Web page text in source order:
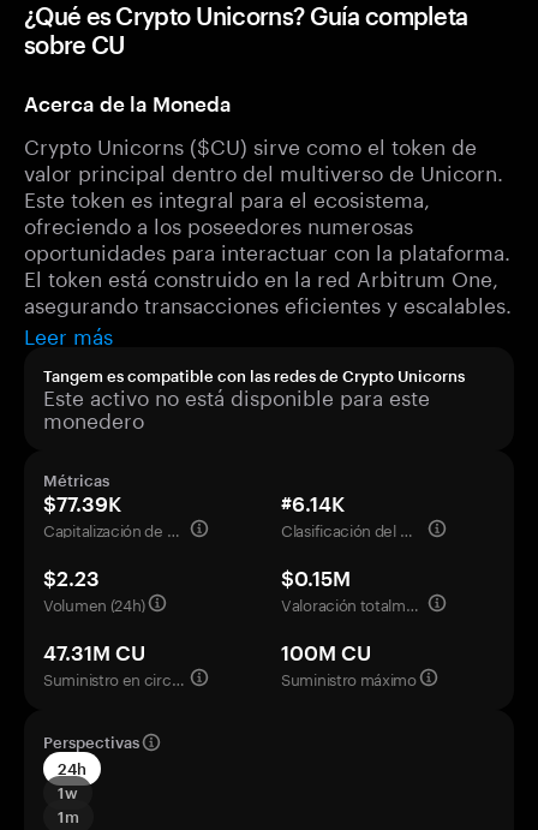
¿Qué es Crypto Unicorns? Guía completa
sobre CU
Acerca de la Moneda
Crypto Unicorns ($CU) sirve como el token de
valor principal dentro del multiverso de Unicorn.
Este token es integral para el ecosistema,
ofreciendo a los poseedores numerosas
oportunidades para interactuar con la plataforma.
El token está construido en la red Arbitrum One,
asegurando transacciones eficientes y escalables.
Leer más
Tangem es compatible con las redes de Crypto Unicorns
Este activo no está disponible para este
monedero
Métricas
$77.39K
Capitalización de mercado
#6.14K
Clasificación del mercado
$2.23
Volumen (24h)
$0.15M
Valoración totalmente diluida
47.31M CU
Suministro en circulación
100M CU
Suministro máximo
Perspectivas
24h
1w
1m